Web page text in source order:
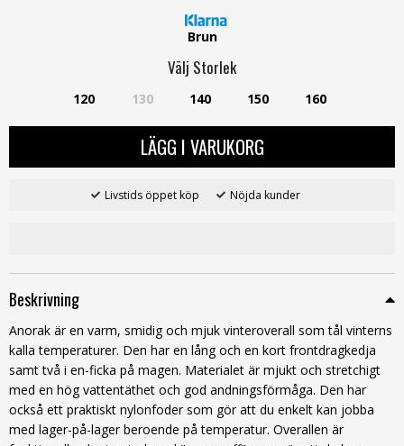
Brun
Välj Storlek
120 130 140 150 160
LÄGG I VARUKORG
Livstids öppet köp Nöjda kunder
Beskrivning
Anorak är en varm, smidig och mjuk vinteroverall som tål vinterns
kalla temperaturer. Den har en lång och en kort frontdragkedja
samt två i en-ficka på magen. Materialet är mjukt och stretchigt
med en hög vattentäthet och god andningsförmåga. Den har
också ett praktiskt nylonfoder som gör att du enkelt kan jobba
med lager-på-lager beroende på temperatur. Overallen är